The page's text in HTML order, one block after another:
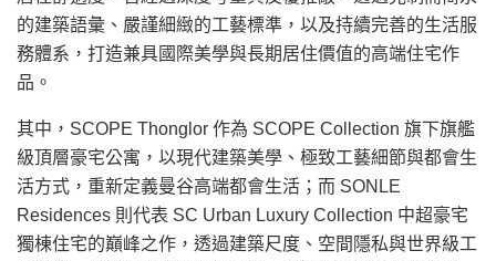
的建築語彙、嚴謹細緻的工藝標準，以及持續完善的生活服
務體系，打造兼具國際美學與長期居住價值的高端住宅作
品。
其中，SCOPE Thonglor 作為 SCOPE Collection 旗下旗艦
級頂層豪宅公寓，以現代建築美學、極致工藝細節與都會生
活方式，重新定義曼谷高端都會生活；而 SONLE
Residences 則代表 SC Urban Luxury Collection 中超豪宅
獨棟住宅的巔峰之作，透過建築尺度、空間隱私與世界級工